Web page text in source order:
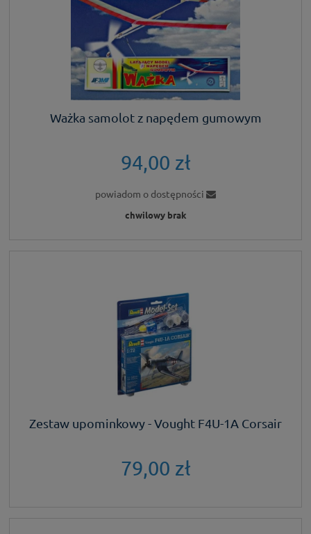
Ważka samolot z napędem gumowym
94,00 zł
powiadom o dostępności
chwilowy brak
Zestaw upominkowy - Vought F4U-1A Corsair
79,00 zł